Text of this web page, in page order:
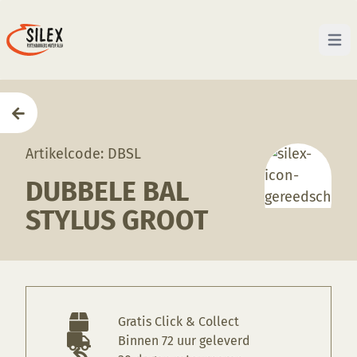
Open
Artikelcode: DBSL
DUBBELE BAL
STYLUS GROOT
Gratis Click & Collect
Binnen 72 uur geleverd